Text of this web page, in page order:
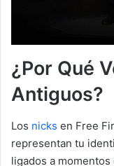
¿Por Qué
Antiguos?
Los nicks en Free
representan tu
ligados a